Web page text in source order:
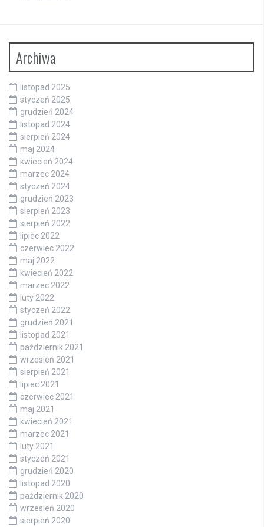
Archiwa
listopad 2025
styczeń 2025
grudzień 2024
listopad 2024
sierpień 2024
maj 2024
kwiecień 2024
marzec 2024
styczeń 2024
grudzień 2023
sierpień 2023
sierpień 2022
lipiec 2022
czerwiec 2022
maj 2022
kwiecień 2022
marzec 2022
luty 2022
styczeń 2022
grudzień 2021
listopad 2021
październik 2021
wrzesień 2021
sierpień 2021
lipiec 2021
czerwiec 2021
maj 2021
kwiecień 2021
marzec 2021
luty 2021
styczeń 2021
grudzień 2020
listopad 2020
październik 2020
wrzesień 2020
sierpień 2020